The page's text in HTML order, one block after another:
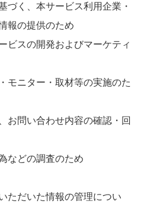
づく、本サービス利用企業・
報の提供のため
ビスの開発およびマーケティ
モニター・取材等の実施のた
お問い合わせ内容の確認・回
などの調査のため
ただいた情報の管理につい